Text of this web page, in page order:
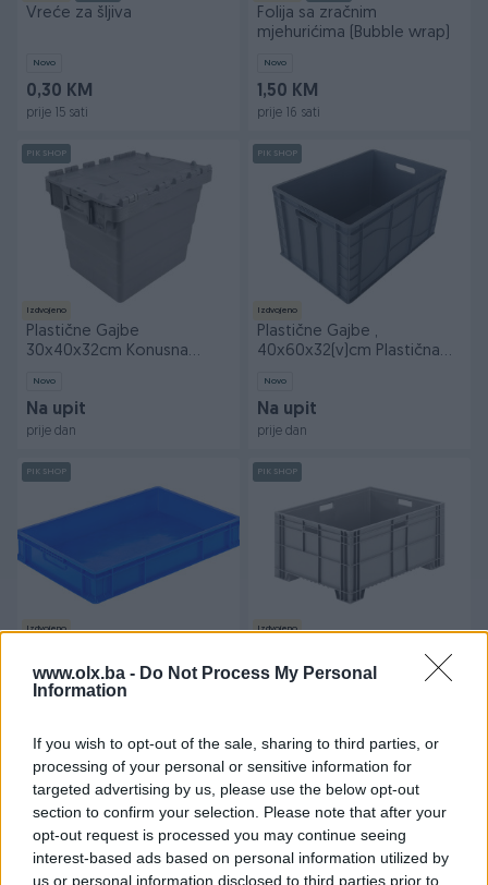
www.olx.ba - Do Not Process My Personal
Information
If you wish to opt-out of the sale, sharing to third parties, or
processing of your personal or sensitive information for
targeted advertising by us, please use the below opt-out
section to confirm your selection. Please note that after your
opt-out request is processed you may continue seeing
interest-based ads based on personal information utilized by
us or personal information disclosed to third parties prior to
Vreće za šljiva
Novo
0,30 KM
prije 15 sati
Folija sa zračnim
mjehurićima (Bubble wrap)
Novo
1,50 KM
prije 16 sati
PIK SHOP
Izdvojeno
Plastične Gajbe
30x40x32cm Konusna
Novo
Na upit
prije dan
PIK SHOP
Izdvojeno
Plastične Gajbe ,
40x60x32(v)cm Plastična
Novo
Na upit
prije dan
PIK SHOP
Izdvojeno
40x60x10(v)cm Plastična
Gajba
Novo
prije dan
PIK SHOP
Izdvojeno
60x80x39(v)cm Plastična
prije dan
PIK SHOP